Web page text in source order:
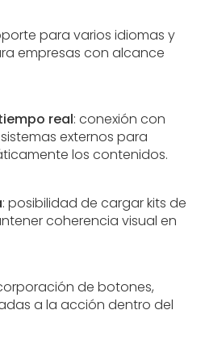
para varios idiomas y
empresas con alcance
real: conexión con
externos para
los contenidos.
: posibilidad de cargar kits de
coherencia visual en
de botones,
a la acción dentro del